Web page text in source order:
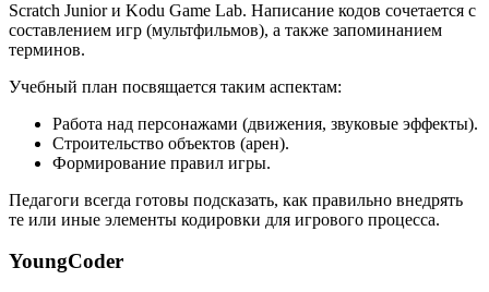
Scratch Junior и Kodu Game Lab. Написание кодов сочетается с
составлением игр (мультфильмов), а также запоминанием
терминов.
Учебный план посвящается таким аспектам:
Работа над персонажами (движения, звуковые эффекты).
Строительство объектов (арен).
Формирование правил игры.
Педагоги всегда готовы подсказать, как правильно внедрять
те или иные элементы кодировки для игрового процесса.
YoungCoder